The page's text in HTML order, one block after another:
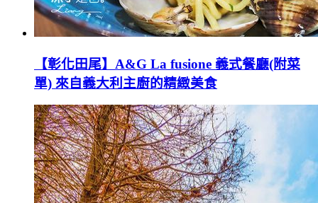
【彰化田尾】A&G La fusione 義式餐廳(附菜
單) 來自義大利主廚的精緻美食